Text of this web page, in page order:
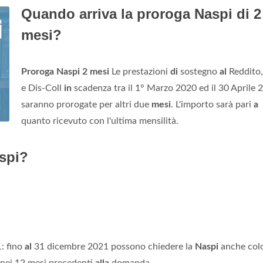
Quando arriva la proroga Naspi di 2
mesi?
Proroga Naspi 2 mesi Le prestazioni di sostegno al Reddito,
e Dis-Coll in scadenza tra il 1° Marzo 2020 ed il 30 Aprile
saranno prorogate per altri due mesi. L'importo sarà pari a
quanto ricevuto con l'ultima mensilità.
fino al 31 dicembre 2021 possono chiedere la Naspi anche